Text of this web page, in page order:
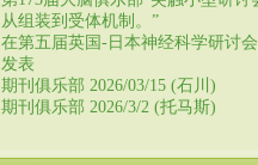
从组装到受体机制。”
在第五届英国-日本神经科学研讨
发表
期刊俱乐部 2026/03/15 (石川)
期刊俱乐部 2026/3/2 (托马斯)